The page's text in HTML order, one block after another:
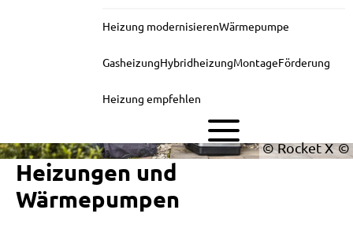
Wärmepumpe
Mehrfamilienhaus
evm
Heizung modernisierenWärmepumpe
GasheizungHybridheizungMontageFörderung
Heizung empfehlen
© Rocket X
Heizungen und
Wärmepumpen